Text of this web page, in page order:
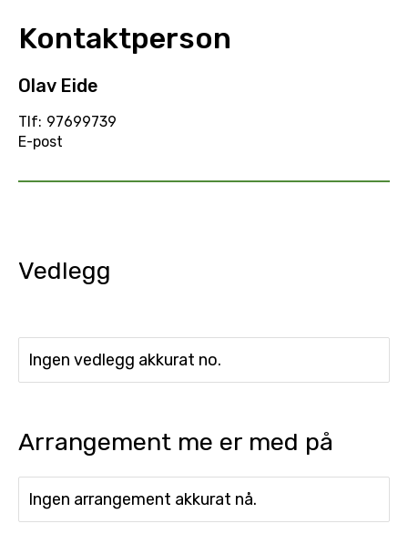
Kontaktperson
Olav Eide
Tlf: 97699739
E-post
Vedlegg
Ingen vedlegg akkurat no.
Arrangement me er med på
Ingen arrangement akkurat nå.